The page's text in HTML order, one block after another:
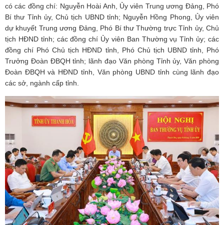
có các đồng chí: Nguyễn Hoài Anh, Ủy viên Trung ương Đảng, Phó
Bí thư Tỉnh ủy, Chủ tịch UBND tỉnh; Nguyễn Hồng Phong, Ủy viên
dự khuyết Trung ương Đảng, Phó Bí thư Thường trực Tỉnh ủy, Chủ
tịch HĐND tỉnh; các đồng chí Ủy viên Ban Thường vụ Tỉnh ủy; các
đồng chí Phó Chủ tịch HĐND tỉnh, Phó Chủ tịch UBND tỉnh, Phó
Trưởng Đoàn ĐBQH tỉnh; lãnh đạo Văn phòng Tỉnh ủy, Văn phòng
Đoàn ĐBQH và HĐND tỉnh, Văn phòng UBND tỉnh cùng lãnh đạo
các sở, ngành cấp tỉnh.